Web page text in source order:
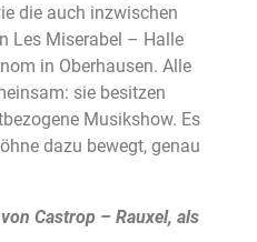
die auch inzwischen
Les Miserabel – Halle
in Oberhausen. Alle
sie besitzen
Musikshow. Es
dazu bewegt, genau
Castrop – Rauxel, als